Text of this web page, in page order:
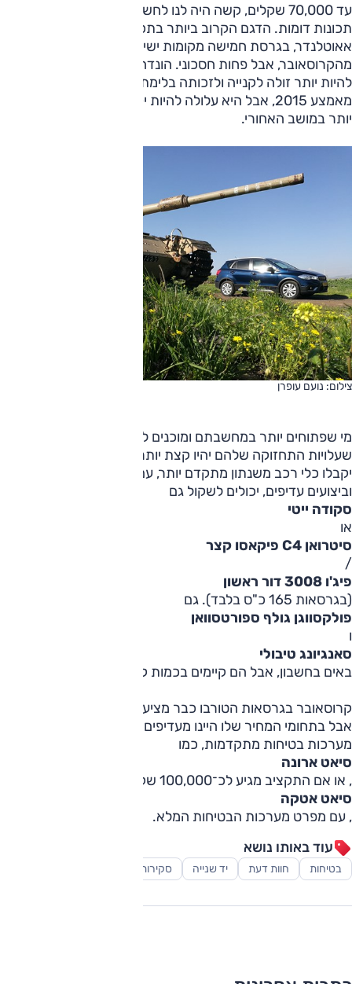
עד 70,000 שקלים, קשה היה לנו לחשוב על אלטרנטיבות עם
תכונות דומות. הדגם הקרוב ביותר בתכונותיו הוא מיצובישי
אאוטלנדר, בגרסת חמישה מקומות ישיבה. הוא גדול
מהקרוסאובר, אבל פחות חסכוני. הונדה סיוויק האצ'בק עשויה
להיות יותר זולה לקנייה ולזכותה בלימת חירום אוטונומית עוד
מאמצע 2015, אבל היא עלולה להיות יקרה יותר לאחזקה וצפופה
יותר במושב האחורי.
צילום: נועם עופרן
מי שפתוחים יותר במחשבתם ומוכנים לקבל על עצמם כלי רכב
שעלויות התחזוקה שלהם יהיו קצת יותר גבוהות, אבל בתמורה
יקבלו כלי רכב משנתון מתקדם יותר, עם רמת עידון גבוהה יותר
וביצועים עדיפים, יכולים לשקול גם
סקודה ייטי
או
סיטרואן C4 פיקאסו קצר
/
פיג'ו 3008 דור ראשון
(בגרסאות 165 כ"ס בלבד). גם
פולקסווגן גולף ספורטסוואן
ו
סאנגיונג טיבולי
באים בחשבון, אבל הם קיימים בכמות קטנה בשוק.
קרוסאובר בגרסאות הטורבו כבר מציע ביצועים טובים בהרבה,
אבל בתחומי המחיר שלו היינו מעדיפים לבחור בדגמים עם
מערכות בטיחות מתקדמות, כמו
סיאט ארונה
, או אם התקציב מגיע לכ־100,000 שקלים, אפילו
סיאט אטקה
, עם מפרט מערכות הבטיחות המלא.
עוד באותו נושא
בטיחות חוות דעת יד שנייה סקירות